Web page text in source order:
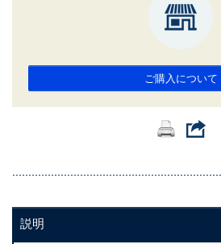
ご購入について
説明